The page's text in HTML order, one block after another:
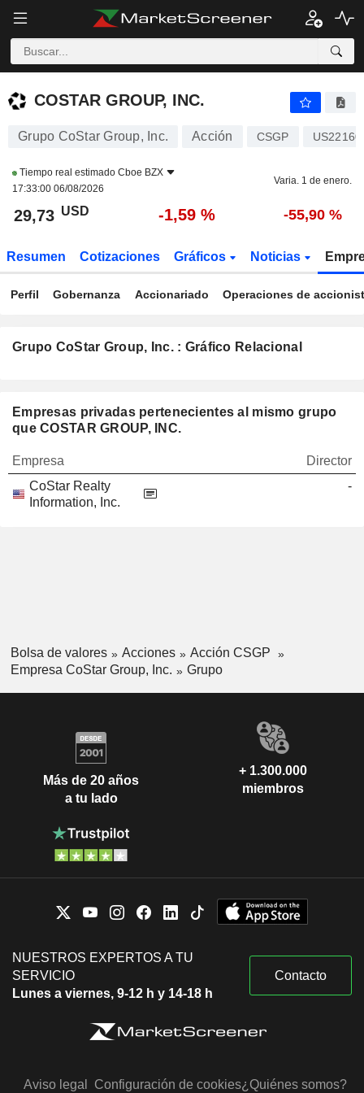
COSTAR GROUP, INC.
COSTAR GROUP, INC.
Grupo CoStar Group, Inc. Acción CSGP
Tiempo real estimado Cboe BZX
17:33:00 06/08/2026
Varia. 1 de enero.
29,73 USD -1,59 % -55,90 %
Resumen Cotizaciones Gráficos Noticias
Perfil Gobernanza Accionariado Operaciones de
Grupo CoStar Group, Inc. : Gráfico Relacional
Empresas privadas pertenecientes al mismo grupo
que COSTAR GROUP, INC.
Empresa
Director
CoStar Realty
Information, Inc.
-
Bolsa de valores Acciones
Acción CSGP
Empresa CoStar Group, Inc.
Grupo
Más de 20 años
a tu lado
+ 1.300.000
miembros
NUESTROS EXPERTOS A TU
SERVICIO
Lunes a viernes, 9-12 h y 14-18 h
Contacto
Aviso legal Configuración de cookies¿Quiénes somos?